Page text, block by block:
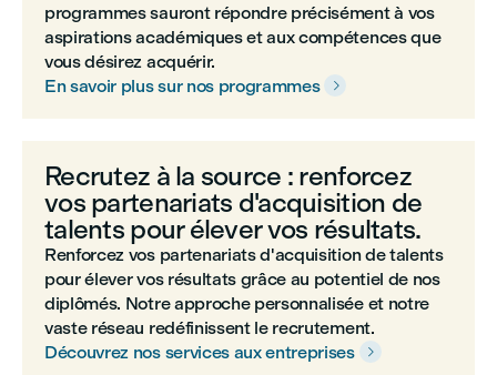
programmes sauront répondre précisément à vos
aspirations académiques et aux compétences que
vous désirez acquérir.
En savoir plus sur nos programmes

Recrutez à la source : renforcez
vos partenariats d'acquisition de
talents pour élever vos résultats.
Renforcez vos partenariats d'acquisition de talents
pour élever vos résultats grâce au potentiel de nos
diplômés. Notre approche personnalisée et notre
vaste réseau redéfinissent le recrutement.
Découvrez nos services aux entreprises
